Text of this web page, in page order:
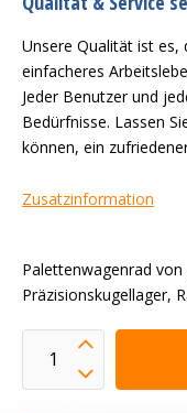
Unsere Qualität ist es,
einfacheres
Jeder Benutzer und
Bedürfnisse. Lassen
können, ein
Zusatzinformation
Palettenwagenrad
Präzisionskugellager,